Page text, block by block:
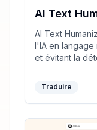
AI Text
AI Text
l'IA en langage
et évitant la
Traduire